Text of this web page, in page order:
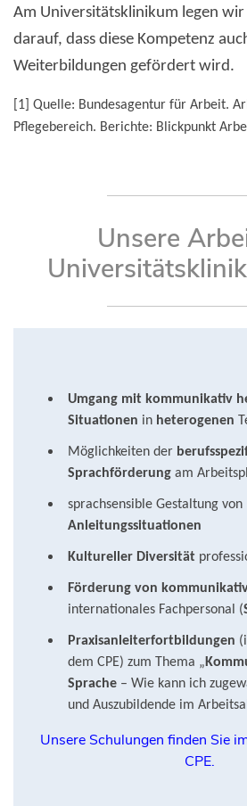
Am Universitätsklinikum legen
darauf, dass diese Kompetenz
Weiterbildungen gefördert wird.
[1] Quelle: Bundesagentur für Arbeit.
Pflegebereich. Berichte: Blickpunkt
Unsere
Umgang mit kommunikativ
Situationen in heterogenen
Möglichkeiten der
Sprachförderung am
sprachsensible Gestaltung von
Anleitungssituationen
Kultureller Diversität
Förderung von
internationales Fachpersonal (
Praxisanleiterfortbildungen
dem CPE) zum Thema „
Sprache – Wie kann ich
und Auszubildende im
Unsere Schulungen finden Sie
CPE.